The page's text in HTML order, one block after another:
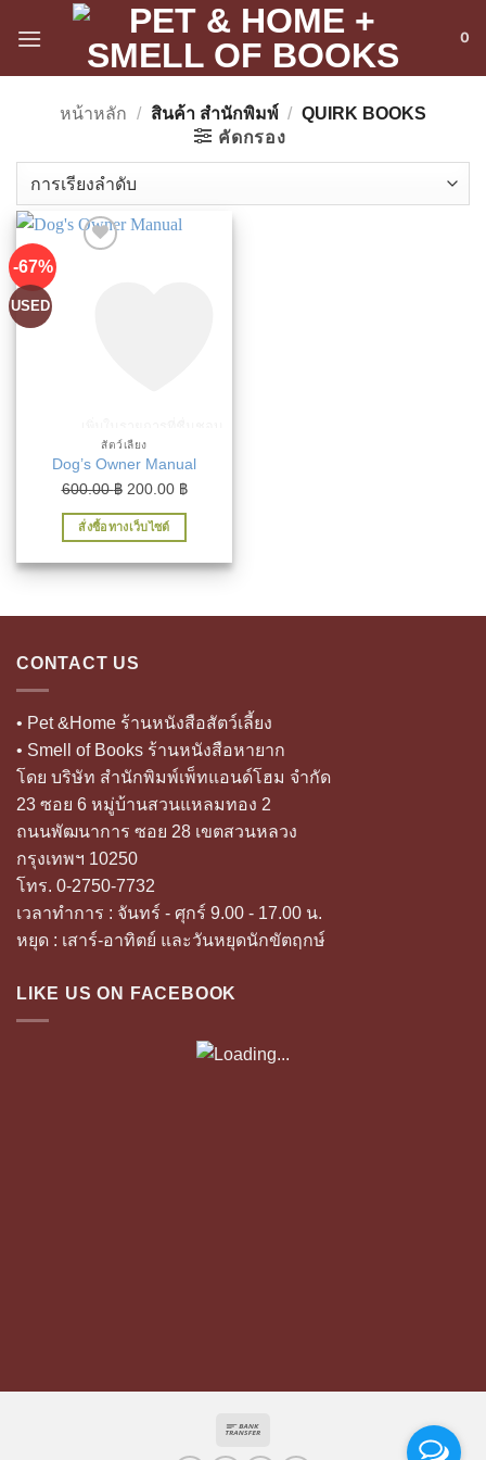
0
หน้าหลัก / สินค้า สำนักพิมพ์ / QUIRK BOOKS
คัดกรอง
-67%
USED
สัตว์เลี้ยง
Dog’s Owner Manual
600.00฿ Original
price
was:
200.00 ฿Current
price
สั่งซื้อทางเว็บไซต์
CONTACT US
• Pet &Home ร้านหนังสือสัตว์เลี้ยง
• Smell of Books ร้านหนังสือหายาก
โดย บริษัท สำนักพิมพ์เพ็ทแอนด์โฮม จำกัด
23 ซอย 6 หมู่บ้านสวนแหลมทอง 2
ถนนพัฒนาการ ซอย 28 เขตสวนหลวง
กรุงเทพฯ 10250
โทร. 0-2750-7732
เวลาทำการ : จันทร์ - ศุกร์ 9.00 - 17.00 น.
หยุด : เสาร์-อาทิตย์ และวันหยุดนักขัตฤกษ์
LIKE US ON FACEBOOK
Transfer